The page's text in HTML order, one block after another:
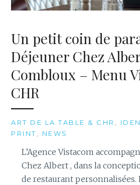
Un petit coin de
Déjeuner Chez
Combloux – Menu
CHR
ART DE LA TABLE & CHR
PRINT
NEWS
L’Agence Vistacom
Chez Albert , dans la
de restaurant personnalisées.